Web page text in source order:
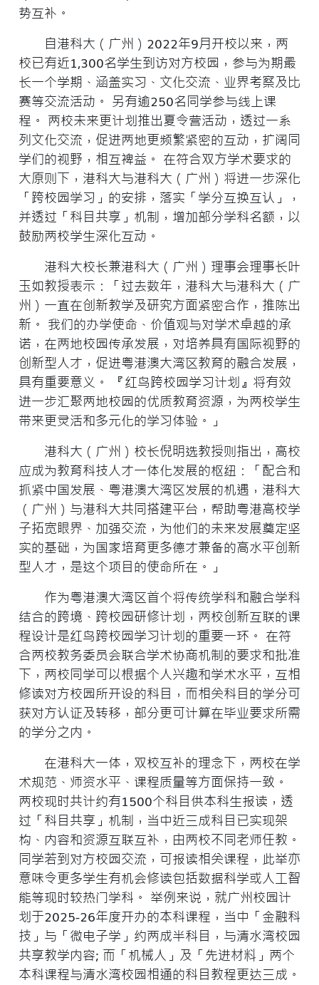
势互补。
自港科大（广州）2022年9月开校以来，两
校已有近1,300名学生到访对方校园，参与为期最
长一个学期、涵盖实习、文化交流、业界考察及比
赛等交流活动。 另有逾250名同学参与线上课
程。 两校未来更计划推出夏令营活动，透过一系
列文化交流，促进两地更频繁紧密的互动，扩阔同
学们的视野，相互裨益。 在符合双方学术要求的
大原则下，港科大与港科大（广州）将进一步深化
「跨校园学习」的安排，落实「学分互换互认」，
并透过「科目共享」机制，增加部分学科名额，以
鼓励两校学生深化互动。
港科大校长兼港科大（广州）理事会理事长叶
玉如教授表示：「过去数年，港科大与港科大（广
州）一直在创新教学及研究方面紧密合作，推陈出
新。 我们的办学使命、价值观与对学术卓越的承
诺，在两地校园传承发展，对培养具有国际视野的
创新型人才，促进粤港澳大湾区教育的融合发展，
具有重要意义。 『红鸟跨校园学习计划』将有效
进一步汇聚两地校园的优质教育资源，为两校学生
带来更灵活和多元化的学习体验。」
港科大（广州）校长倪明选教授则指出，高校
应成为教育科技人才一体化发展的枢纽：「配合和
抓紧中国发展、粤港澳大湾区发展的机遇，港科大
（广州）与港科大共同搭建平台，帮助粤港高校学
子拓宽眼界、加强交流，为他们的未来发展奠定坚
实的基础，为国家培育更多德才兼备的高水平创新
型人才，是这个项目的使命所在。」
作为粤港澳大湾区首个将传统学科和融合学科
结合的跨境、跨校园研修计划，两校创新互联的课
程设计是红鸟跨校园学习计划的重要一环。 在符
合两校教务委员会联合学术协商机制的要求和批准
下，两校同学可以根据个人兴趣和学术水平，互相
修读对方校园所开设的科目，而相关科目的学分可
获对方认证及转移，部分更可计算在毕业要求所需
的学分之内。
在港科大一体，双校互补的理念下，两校在学
术规范、师资水平、课程质量等方面保持一致。
两校现时共计约有1500个科目供本科生报读，透
过「科目共享」机制，当中近三成科目已实现架
构、内容和资源互联互补，由两校不同老师任教。
同学若到对方校园交流，可报读相关课程，此举亦
意味令更多学生有机会修读包括数据科学或人工智
能等现时较热门学科。 举例来说，就广州校园计
划于2025-26年度开办的本科课程，当中「金融科
技」与「微电子学」约两成半科目，与清水湾校园
共享教学内容; 而「机械人」及「先进材料」两个
本科课程与清水湾校园相通的科目教程更达三成。